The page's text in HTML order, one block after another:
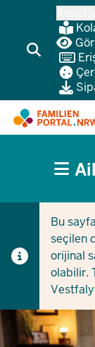
CURRENT
CURRENT
Bu
seçilen
orijinal
olabilir.